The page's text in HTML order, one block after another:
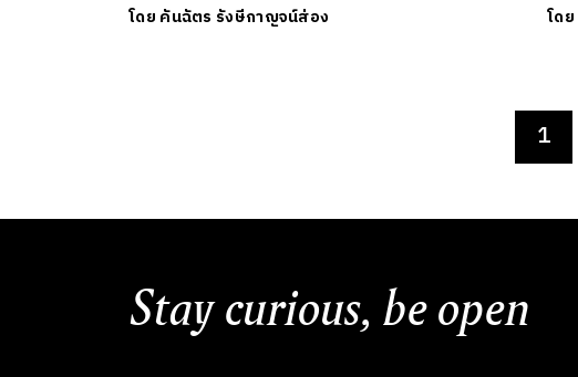
โดย คันฉัตร รังษีกาญจน์ส่อง โดย
1
Stay curious, be open